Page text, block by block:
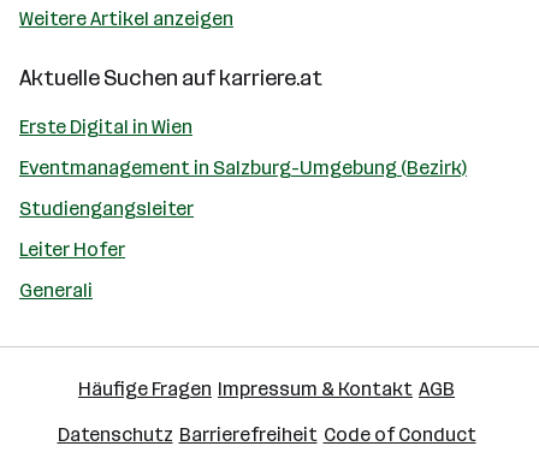
Weitere Artikel anzeigen
Aktuelle Suchen aufkarriere.at
Erste Digital in Wien
Eventmanagement in Salzburg-Umgebung (Bezirk)
Studiengangsleiter
Leiter Hofer
Generali
Häufige Fragen Impressum & Kontakt AGB
Datenschutz Barrierefreiheit Code of Conduct